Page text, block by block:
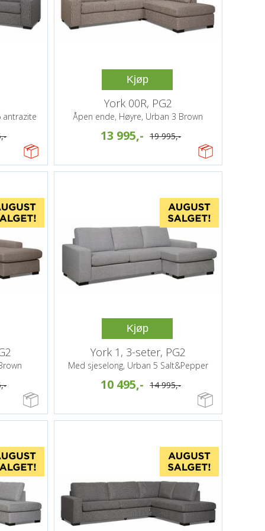
antrazite
Kjøp
York 00R, PG2
Åpen ende, Høyre, Urban 3 Brown
13 995,- 19 995,-
Kjøp
York 1, 3-seter, PG2
Med sjeselong, Urban 5 Salt&Pepper
10 495,- 14 995,-